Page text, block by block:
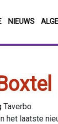
NIEUWS
het laatste